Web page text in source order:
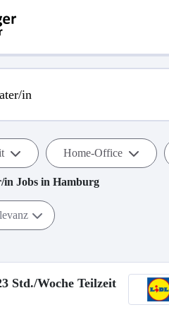
Home-Office
in Jobs in Hamburg
Std./Woche Teilzeit